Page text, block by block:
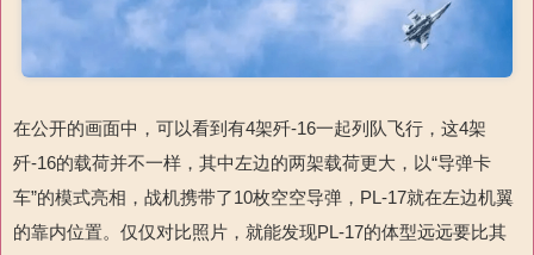
在公开的画面中，可以看到有4架歼-16一起列队飞行，这4架
歼-16的载荷并不一样，其中左边的两架载荷更大，以“导弹卡
车”的模式亮相，战机携带了10枚空空导弹，PL-17就在左边机翼
的靠内位置。仅仅对比照片，就能发现PL-17的体型远远要比其